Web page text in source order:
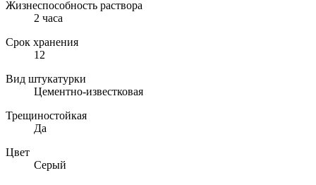
Жизнеспособность раствора
2 часа
Срок хранения
12
Вид штукатурки
Цементно-известковая
Трещиностойкая
Да
Цвет
Серый